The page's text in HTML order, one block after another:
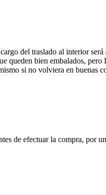
del traslado al interior
queden bien embalados,
si no volviera en
de efectuar la compra, por